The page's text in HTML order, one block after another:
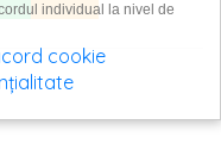
individual la nivel de
cookie